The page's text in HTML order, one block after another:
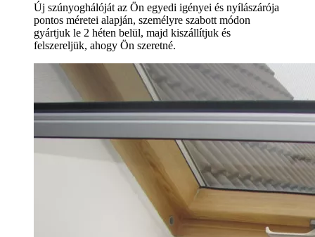
Új szúnyoghálóját az Ön egyedi igényei és nyílászárója
pontos méretei alapján, személyre szabott módon
gyártjuk le 2 héten belül, majd kiszállítjuk és
felszereljük, ahogy Ön szeretné.